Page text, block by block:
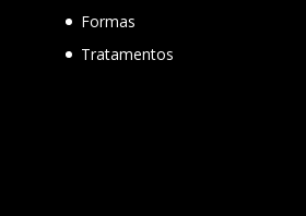
Formas
Tratamentos